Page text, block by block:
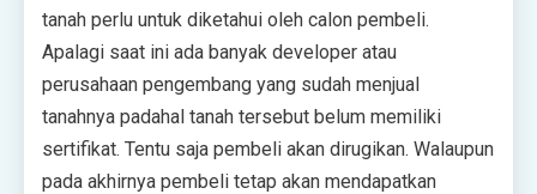
tanah perlu untuk diketahui oleh calon pembeli.
Apalagi saat ini ada banyak developer atau
perusahaan pengembang yang sudah menjual
tanahnya padahal tanah tersebut belum memiliki
sertifikat. Tentu saja pembeli akan dirugikan. Walaupun
pada akhirnya pembeli tetap akan mendapatkan